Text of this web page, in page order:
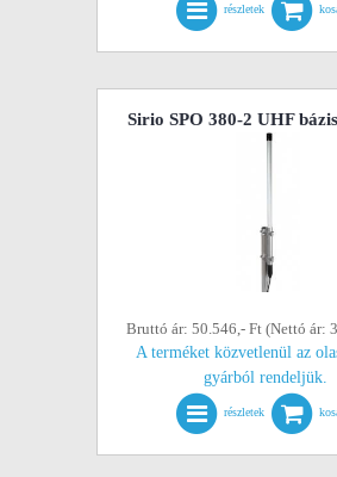
részletek
Sirio SPO 380-2 UHF
Bruttó ár: 50.546,- Ft (Nettó ár:
A terméket közvetlenül az
gyárból rendeljük.
részletek